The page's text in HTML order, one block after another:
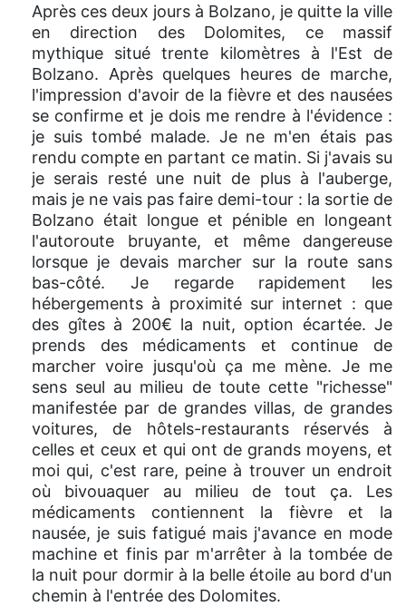
Après ces deux jours à Bolzano, je quitte la ville
en direction des Dolomites, ce massif
mythique situé trente kilomètres à l'Est de
Bolzano. Après quelques heures de marche,
l'impression d'avoir de la fièvre et des nausées
se confirme et je dois me rendre à l'évidence :
je suis tombé malade. Je ne m'en étais pas
rendu compte en partant ce matin. Si j'avais su
je serais resté une nuit de plus à l'auberge,
mais je ne vais pas faire demi-tour : la sortie de
Bolzano était longue et pénible en longeant
l'autoroute bruyante, et même dangereuse
lorsque je devais marcher sur la route sans
bas-côté. Je regarde rapidement les
hébergements à proximité sur internet : que
des gîtes à 200€ la nuit, option écartée. Je
prends des médicaments et continue de
marcher voire jusqu'où ça me mène. Je me
sens seul au milieu de toute cette "richesse"
manifestée par de grandes villas, de grandes
voitures, de hôtels-restaurants réservés à
celles et ceux et qui ont de grands moyens, et
moi qui, c'est rare, peine à trouver un endroit
où bivouaquer au milieu de tout ça. Les
médicaments contiennent la fièvre et la
nausée, je suis fatigué mais j'avance en mode
machine et finis par m'arrêter à la tombée de
la nuit pour dormir à la belle étoile au bord d'un
chemin à l'entrée des Dolomites.